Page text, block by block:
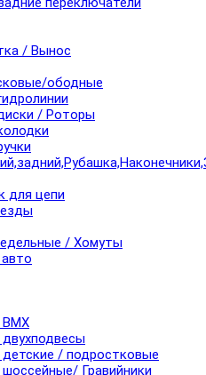
/ Вынос
ободные
/ Роторы
для цепи
/ Хомуты
/ подростковые
Гравийники